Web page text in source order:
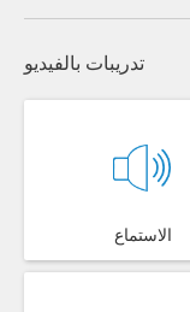
تدريبات بالفيديو
الاستماع